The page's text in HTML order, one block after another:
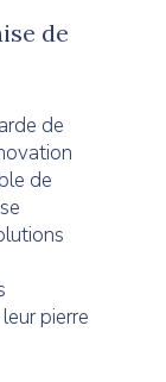
de
de
de
pierre